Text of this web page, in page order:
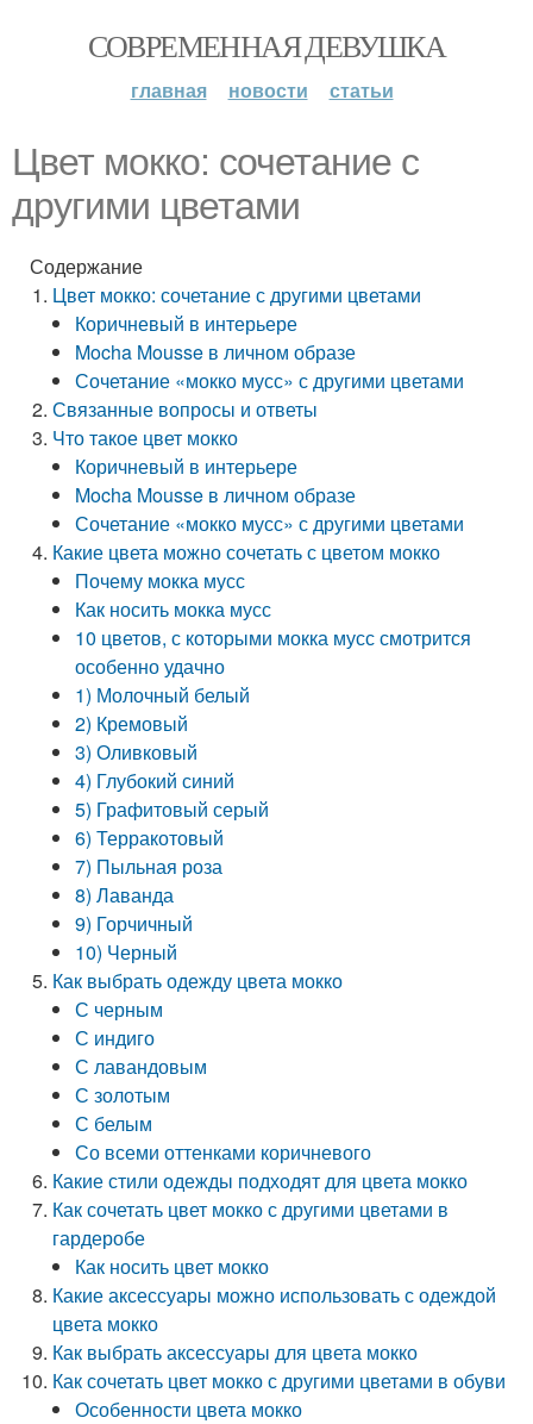
СОВРЕМЕННАЯ ДЕВУШКА
главная новости статьи
Цвет мокко: сочетание с
другими цветами
Содержание
Цвет мокко: сочетание с другими цветами
Коричневый в интерьере
Mocha Mousse в личном образе
Сочетание «мокко мусс» с другими цветами
Связанные вопросы и ответы
Что такое цвет мокко
Коричневый в интерьере
Mocha Mousse в личном образе
Сочетание «мокко мусс» с другими цветами
Какие цвета можно сочетать с цветом мокко
Почему мокка мусс
Как носить мокка мусс
10 цветов, с которыми мокка мусс смотрится
особенно удачно
1) Молочный белый
2) Кремовый
3) Оливковый
4) Глубокий синий
5) Графитовый серый
6) Терракотовый
7) Пыльная роза
8) Лаванда
9) Горчичный
10) Черный
Как выбрать одежду цвета мокко
С черным
С индиго
С лавандовым
С золотым
С белым
Со всеми оттенками коричневого
Какие стили одежды подходят для цвета мокко
Как сочетать цвет мокко с другими цветами в
гардеробе
Как носить цвет мокко
Какие аксессуары можно использовать с одеждой
цвета мокко
Как выбрать аксессуары для цвета мокко
Как сочетать цвет мокко с другими цветами в обуви
Особенности цвета мокко